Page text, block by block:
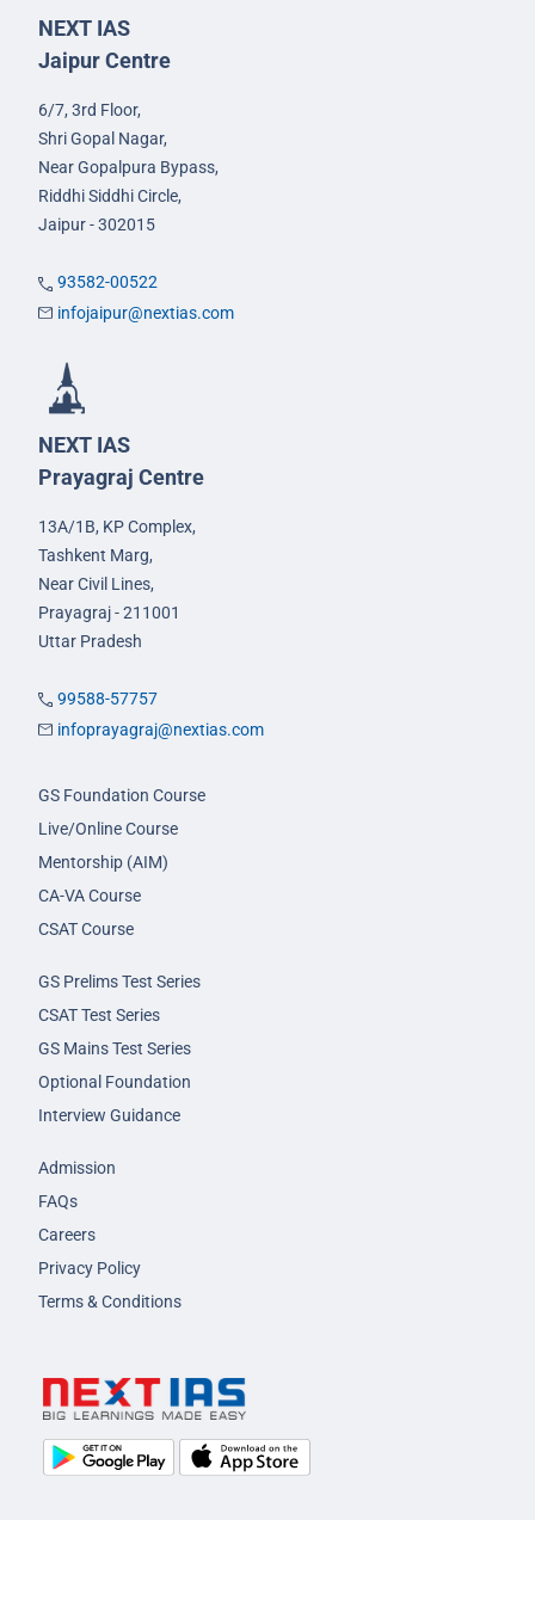
NEXT IAS
Jaipur Centre
6/7, 3rd Floor,
Shri Gopal Nagar,
Near Gopalpura Bypass,
Riddhi Siddhi Circle,
Jaipur - 302015
93582-00522
infojaipur@nextias.com
NEXT IAS
Prayagraj Centre
13A/1B, KP Complex,
Tashkent Marg,
Near Civil Lines,
Prayagraj - 211001
Uttar Pradesh
99588-57757
infoprayagraj@nextias.com
GS Foundation Course
Live/Online Course
Mentorship (AIM)
CA-VA Course
CSAT Course
GS Prelims Test Series
CSAT Test Series
GS Mains Test Series
Optional Foundation
Interview Guidance
Admission
FAQs
Careers
Privacy Policy
Terms & Conditions